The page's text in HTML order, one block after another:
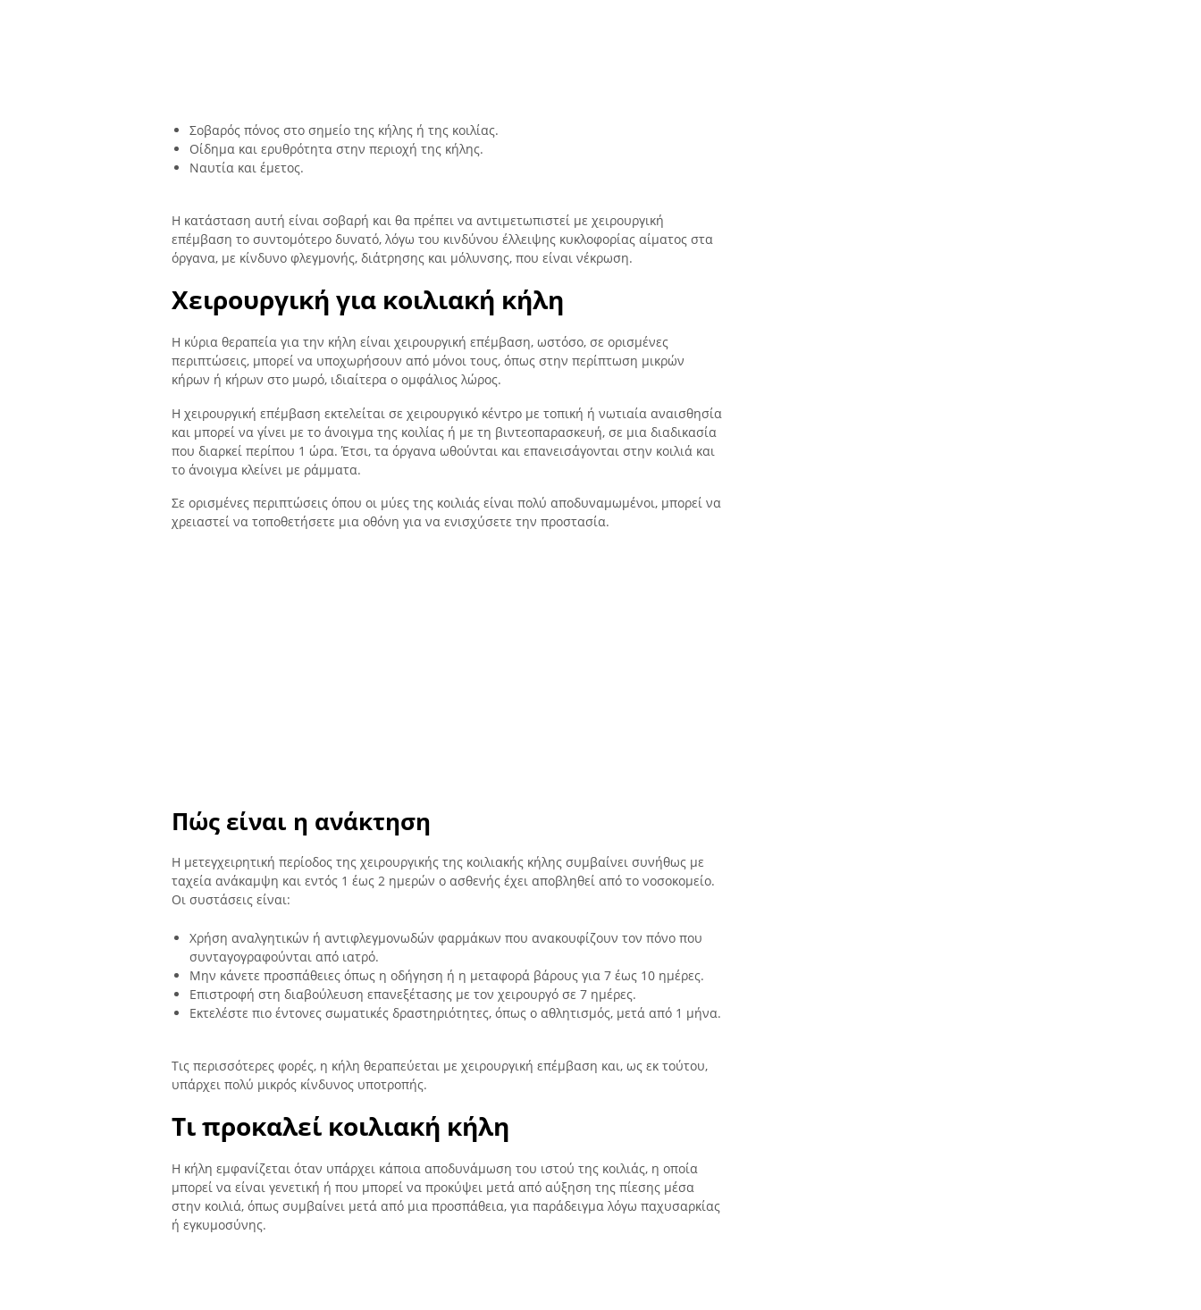
Σοβαρός πόνος στο σημείο της κήλης ή της κοιλίας.
Οίδημα και ερυθρότητα στην περιοχή της κήλης.
Ναυτία και έμετος.
Η κατάσταση αυτή είναι σοβαρή και θα πρέπει να αντιμετωπιστεί με χειρουργική
επέμβαση το συντομότερο δυνατό, λόγω του κινδύνου έλλειψης κυκλοφορίας αίματος στα
όργανα, με κίνδυνο φλεγμονής, διάτρησης και μόλυνσης, που είναι νέκρωση.
Χειρουργική για κοιλιακή κήλη
Η κύρια θεραπεία για την κήλη είναι χειρουργική επέμβαση, ωστόσο, σε ορισμένες
περιπτώσεις, μπορεί να υποχωρήσουν από μόνοι τους, όπως στην περίπτωση μικρών
κήρων ή κήρων στο μωρό, ιδιαίτερα ο ομφάλιος λώρος.
Η χειρουργική επέμβαση εκτελείται σε χειρουργικό κέντρο με τοπική ή νωτιαία αναισθησία
και μπορεί να γίνει με το άνοιγμα της κοιλίας ή με τη βιντεοπαρασκευή, σε μια διαδικασία
που διαρκεί περίπου 1 ώρα. Έτσι, τα όργανα ωθούνται και επανεισάγονται στην κοιλιά και
το άνοιγμα κλείνει με ράμματα.
Σε ορισμένες περιπτώσεις όπου οι μύες της κοιλιάς είναι πολύ αποδυναμωμένοι, μπορεί να
χρειαστεί να τοποθετήσετε μια οθόνη για να ενισχύσετε την προστασία.
Πώς είναι η ανάκτηση
Η μετεγχειρητική περίοδος της χειρουργικής της κοιλιακής κήλης συμβαίνει συνήθως με
ταχεία ανάκαμψη και εντός 1 έως 2 ημερών ο ασθενής έχει αποβληθεί από το νοσοκομείο.
Οι συστάσεις είναι:
Χρήση αναλγητικών ή αντιφλεγμονωδών φαρμάκων που ανακουφίζουν τον πόνο που
συνταγογραφούνται από ιατρό.
Μην κάνετε προσπάθειες όπως η οδήγηση ή η μεταφορά βάρους για 7 έως 10 ημέρες.
Επιστροφή στη διαβούλευση επανεξέτασης με τον χειρουργό σε 7 ημέρες.
Εκτελέστε πιο έντονες σωματικές δραστηριότητες, όπως ο αθλητισμός, μετά από 1 μήνα.
Τις περισσότερες φορές, η κήλη θεραπεύεται με χειρουργική επέμβαση και, ως εκ τούτου,
υπάρχει πολύ μικρός κίνδυνος υποτροπής.
Τι προκαλεί κοιλιακή κήλη
Η κήλη εμφανίζεται όταν υπάρχει κάποια αποδυνάμωση του ιστού της κοιλιάς, η οποία
μπορεί να είναι γενετική ή που μπορεί να προκύψει μετά από αύξηση της πίεσης μέσα
στην κοιλιά, όπως συμβαίνει μετά από μια προσπάθεια, για παράδειγμα λόγω παχυσαρκίας
ή εγκυμοσύνης.